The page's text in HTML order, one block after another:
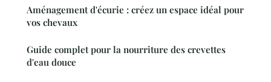
Aménagement d'écurie : créez un espace idéal pour
vos chevaux
Guide complet pour la nourriture des crevettes
d'eau douce